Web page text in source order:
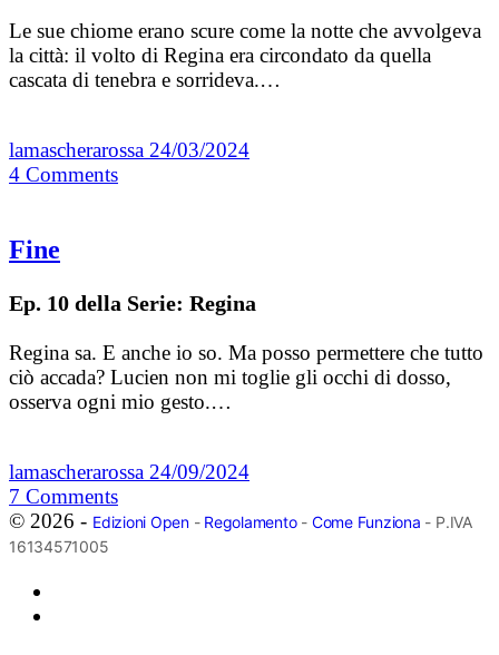
Le sue chiome erano scure come la notte che avvolgeva
la città: il volto di Regina era circondato da quella
cascata di tenebra e sorrideva.…
lamascherarossa 24/03/2024
4 Comments
Fine
Ep. 10 della Serie: Regina
Regina sa. E anche io so. Ma posso permettere che tutto
ciò accada? Lucien non mi toglie gli occhi di dosso,
osserva ogni mio gesto.…
lamascherarossa 24/09/2024
7 Comments
© 2026 - Edizioni Open- Regolamento- Come Funziona - P.IVA
16134571005